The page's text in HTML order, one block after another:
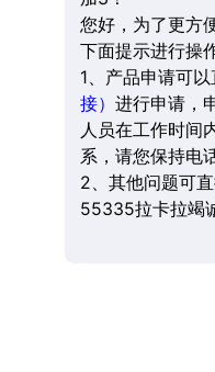
您好，为了更方
下面提示进行操
1、产品申请可
接） 进行申请，
人员在工作时间
系，请您保持电
2、其他问题可
55335拉卡拉竭